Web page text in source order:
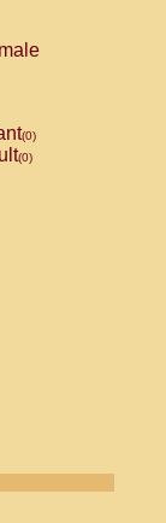
(0)
(0)